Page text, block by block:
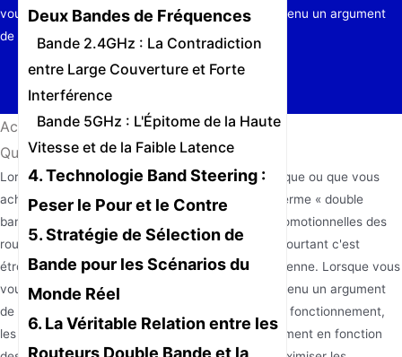
voulez choisir un routeur, le double bande est devenu un argument
de vente essentiel. Comprendre le…
Accueil / Actualités /
Qu'est-ce qu'un routeur double bande ?
Deux Bandes de Fréquences
Bande 2.4GHz : La Contradiction
entre Large Couverture et Forte
Interférence
Bande 5GHz : L'Épitome de la Haute
Vitesse et de la Faible Latence
4. Technologie Band Steering :
Peser le Pour et le Contre
5. Stratégie de Sélection de
Bande pour les Scénarios du
Monde Réel
6. La Véritable Relation entre les
Routeurs Double Bande et la
Lorsque vous entrez dans un magasin d'électronique ou que vous
achetez un nouveau routeur sans fil en ligne, le terme « double
bande » apparaît sur presque toutes les pages promotionnelles des
routeurs. Cela ressemble à un terme technique, pourtant c'est
étroitement lié à notre expérience internet quotidienne. Lorsque vous
voulez choisir un routeur, le double bande est devenu un argument
de vente essentiel. Comprendre le mécanisme de fonctionnement,
les avantages et comment le configurer correctement en fonction